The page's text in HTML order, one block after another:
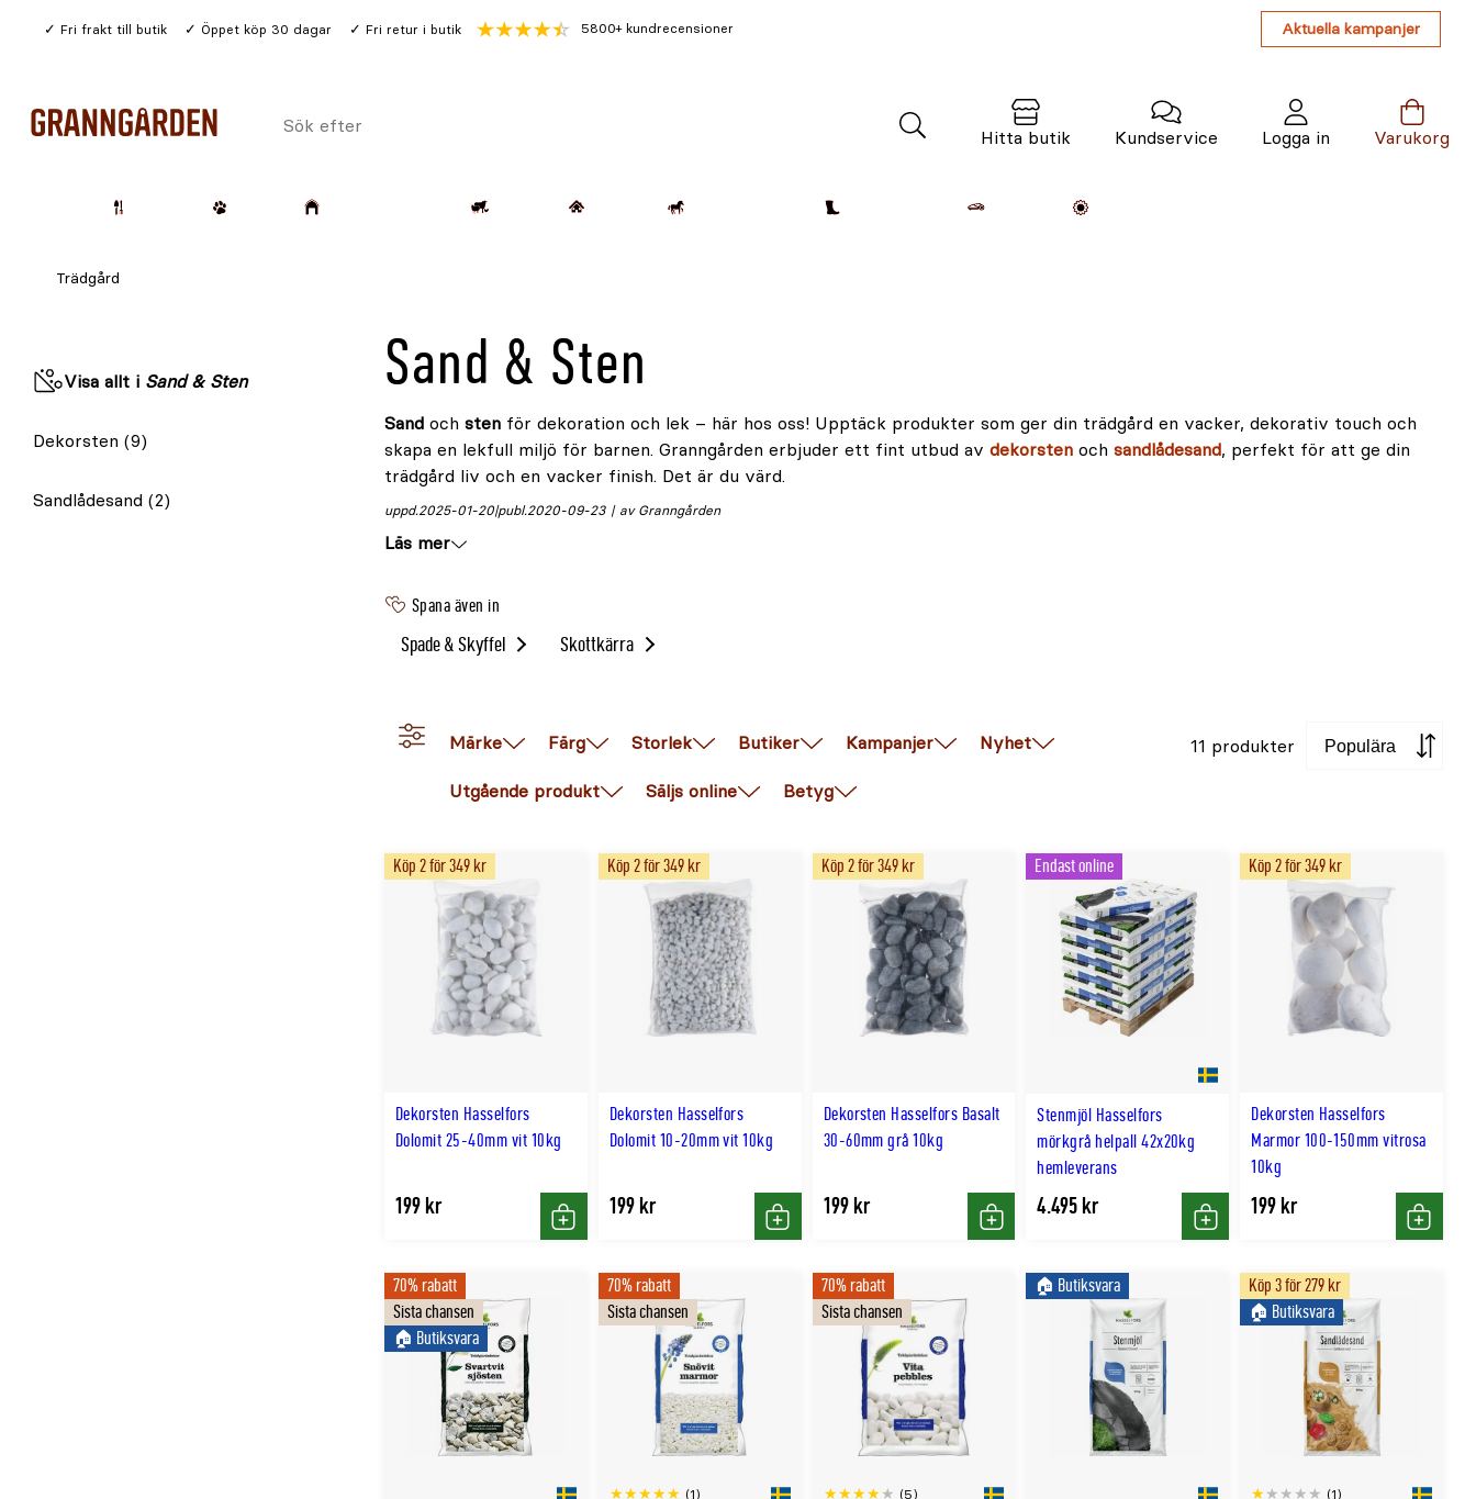
Fri frakt till butik Öppet köp 30 dagar Fri retur i butik 5800+ kundrecensioner Aktuella kampanjer
Sök
Hitta butik Kundservice Logga in Varukorg
Trädgård
Sand & Sten
Sand och sten för dekoration och lek – här hos oss! Upptäck produkter som ger din trädgård en vacker, dekorativ touch och
skapa en lekfull miljö för barnen. Granngården erbjuder ett fint utbud av dekorsten och sandlådesand, perfekt för att ge din
trädgård liv och en vacker finish. Det är du värd.
publ.2020-09-23
uppd.2025-01-20 av Granngården
Läs mer
Spana även in
Spade & Skyffel Skottkärra
Visa allt i Sand & Sten
Dekorsten (9)
Sandlådesand (2)
Märke Färg Storlek Butiker Kampanjer Nyhet
Utgående produkt Säljs online Betyg
Sortera
11 produkter
Dekorsten Hasselfors
Dolomit 25-40mm vit 10kg
Köp 2 för 349 kr
199 kr
Köp
Dekorsten Hasselfors
Dolomit 10-20mm vit 10kg
Köp 2 för 349 kr
199 kr
Köp
Dekorsten Hasselfors Basalt
30-60mm grå 10kg
Köp 2 för 349 kr
199 kr
Köp
Stenmjöl Hasselfors
mörkgrå helpall 42x20kg
hemleverans
Endast online
4.495 kr
Köp
Dekorsten Hasselfors
Marmor 100-150mm vitrosa
10kg
Köp 2 för 349 kr
199 kr
Köp
70% rabatt
Sista chansen
🏠︎ Butiksvara
(1)
70% rabatt
Sista chansen
(5)
70% rabatt
Sista chansen
🏠︎ Butiksvara
(1)
Köp 3 för 279 kr
🏠︎ Butiksvara